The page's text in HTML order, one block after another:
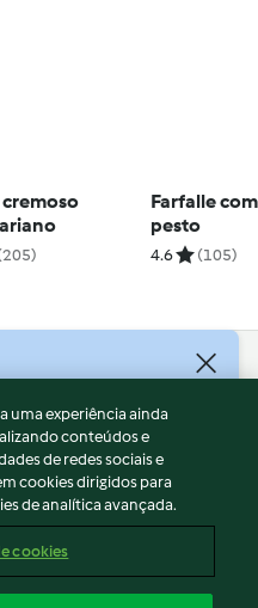
Farfalle
pesto
4.6 (105)
uma experiência ainda
conteúdos e
de redes sociais e
cookies dirigidos para
de analítica avançada.
cookies